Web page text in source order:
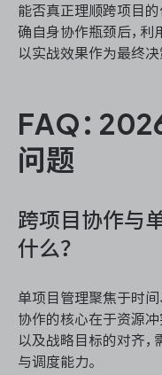
能否真正理顺跨项目
确自身协作瓶颈后，利
以实战效果作为最终决
FAQ：
问题
跨项目协作与
什么？
单项目管理聚焦于时间
协作的核心在于资源
以及战略目标的对齐
与调度能力。